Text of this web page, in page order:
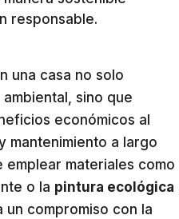
responsable.
una casa no solo
sino que
económicos al
mantenimiento a largo
emplear materiales como
o la pintura ecológica
compromiso con la